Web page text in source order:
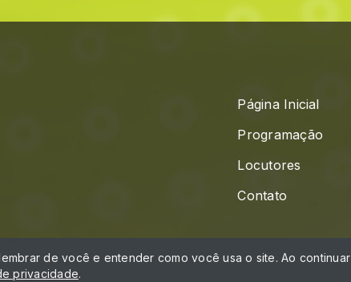
Página Inicial
Programação
Locutores
Contato
de você e entender como você usa o site. Ao continuar
privacidade.